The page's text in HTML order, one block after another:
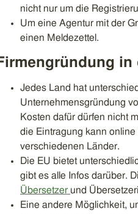
nicht nur um die
Um eine Agentur mit der
einen Meldezettel.
in
Jedes Land hat
Unternehmensgründung
Kosten dafür dürfen nicht
die Eintragung kann online
verschiedenen Länder.
Die EU bietet
gibt es alle Infos darüber.
Übersetzer und
Eine andere Möglichkeit,